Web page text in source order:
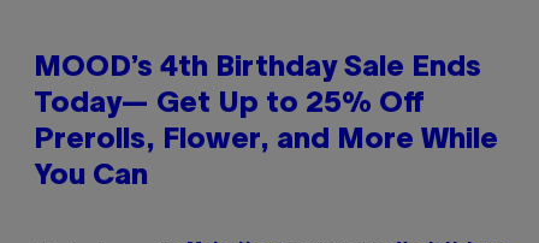
MOOD’s 4th Birthday Sale Ends
Today— Get Up to 25% Off
Prerolls, Flower, and More While
You Can